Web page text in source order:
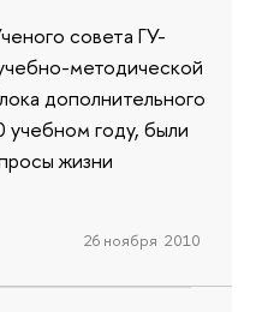
совета ГУ-
методической
дополнительного
году, были
жизни
26 ноября 2010